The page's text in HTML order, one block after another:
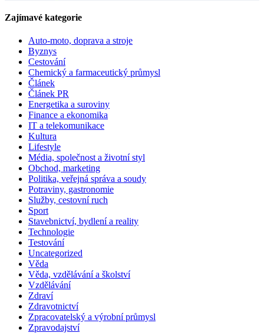
Zajímavé kategorie
Auto-moto, doprava a stroje
Byznys
Cestování
Chemický a farmaceutický průmysl
Článek
Článek PR
Energetika a suroviny
Finance a ekonomika
IT a telekomunikace
Kultura
Lifestyle
Média, společnost a životní styl
Obchod, marketing
Politika, veřejná správa a soudy
Potraviny, gastronomie
Služby, cestovní ruch
Sport
Stavebnictví, bydlení a reality
Technologie
Testování
Uncategorized
Věda
Věda, vzdělávání a školství
Vzdělávání
Zdraví
Zdravotnictví
Zpracovatelský a výrobní průmysl
Zpravodajství